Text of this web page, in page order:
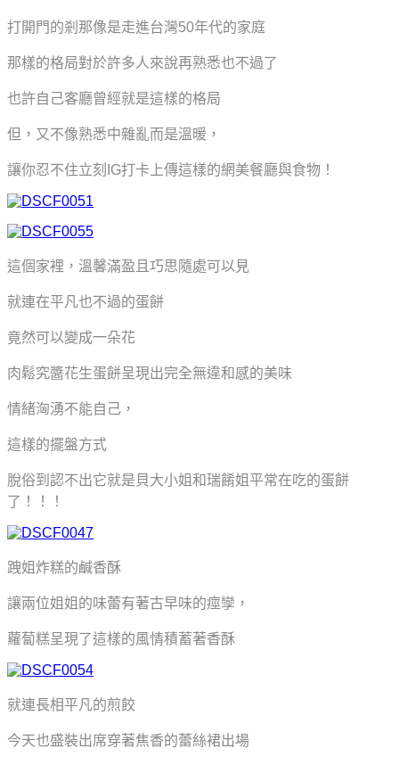
打開門的剎那像是走進台灣50年代的家庭
那樣的格局對於許多人來說再熟悉也不過了
也許自己客廳曾經就是這樣的格局
但，又不像熟悉中雜亂而是溫暖，
讓你忍不住立刻IG打卡上傳這樣的網美餐廳與食物！
這個家裡，溫馨滿盈且巧思隨處可以見
就連在平凡也不過的蛋餅
竟然可以變成一朵花
肉鬆究醬花生蛋餅呈現出完全無違和感的美味
情緒洶湧不能自己，
這樣的擺盤方式
脫俗到認不出它就是貝大小姐和瑞餚姐平常在吃的蛋餅
了！！！
跩姐炸糕的鹹香酥
讓兩位姐姐的味蕾有著古早味的痙孿，
蘿蔔糕呈現了這樣的風情積蓄著香酥
就連長相平凡的煎餃
今天也盛裝出席穿著焦香的蕾絲裙出場